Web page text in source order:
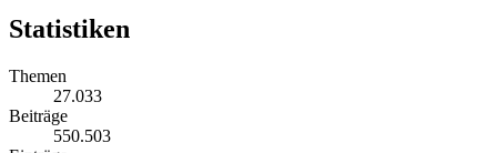
Statistiken
Themen
27.033
Beiträge
550.503